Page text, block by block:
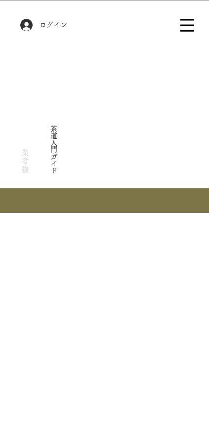
ログイン
業者様 茶道入門ガイド